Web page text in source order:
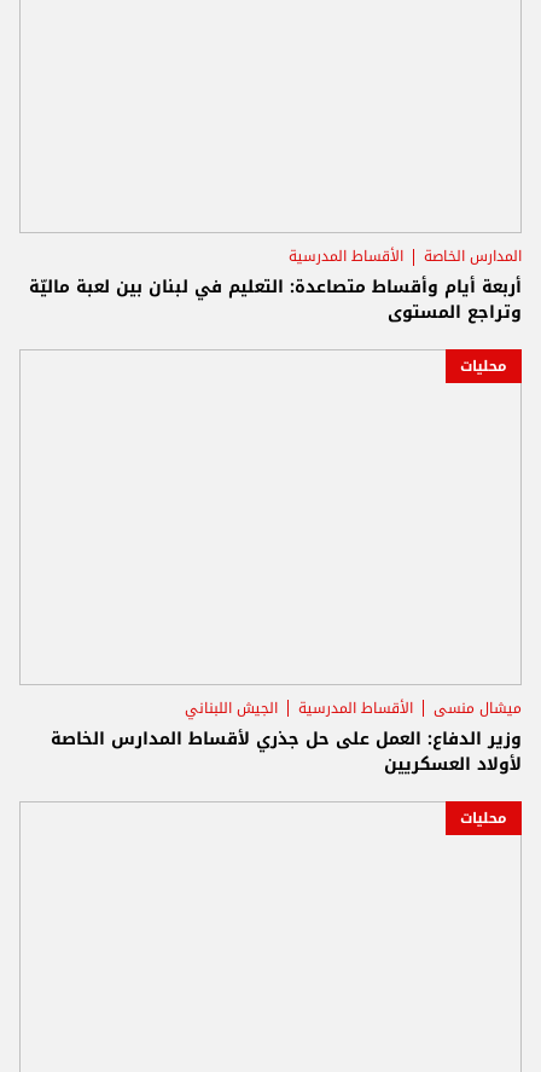
المدارس الخاصة الأقساط المدرسية
أربعة أيام وأقساط متصاعدة: التعليم في لبنان بين لعبة ماليّة
وتراجع المستوى
محليات
ميشال منسى الأقساط المدرسية الجيش اللبناني
وزير الدفاع: العمل على حل جذري لأقساط المدارس الخاصة
لأولاد العسكريين
محليات